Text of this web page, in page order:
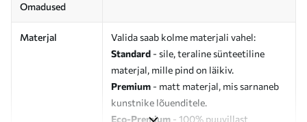
Omadused
Materjal
Valida saab kolme materjali vahel:
Standard - sile, teraline sünteetiline
materjal, mille pind on läikiv.
Premium - matt materjal, mis sarnaneb
kunstnike lõuenditele.
Eco-Premium - 100% puuvillast